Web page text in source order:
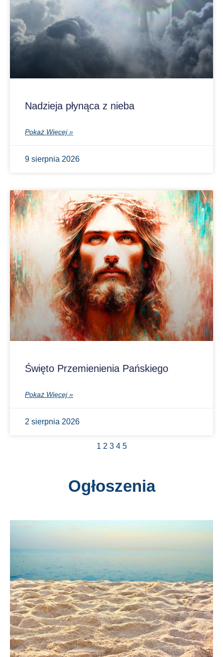
Nadzieja płynąca z nieba
Pokaż Więcej »
9 sierpnia 2026
Święto Przemienienia Pańskiego
Pokaż Więcej »
2 sierpnia 2026
1 2 3 4 5
Ogłoszenia